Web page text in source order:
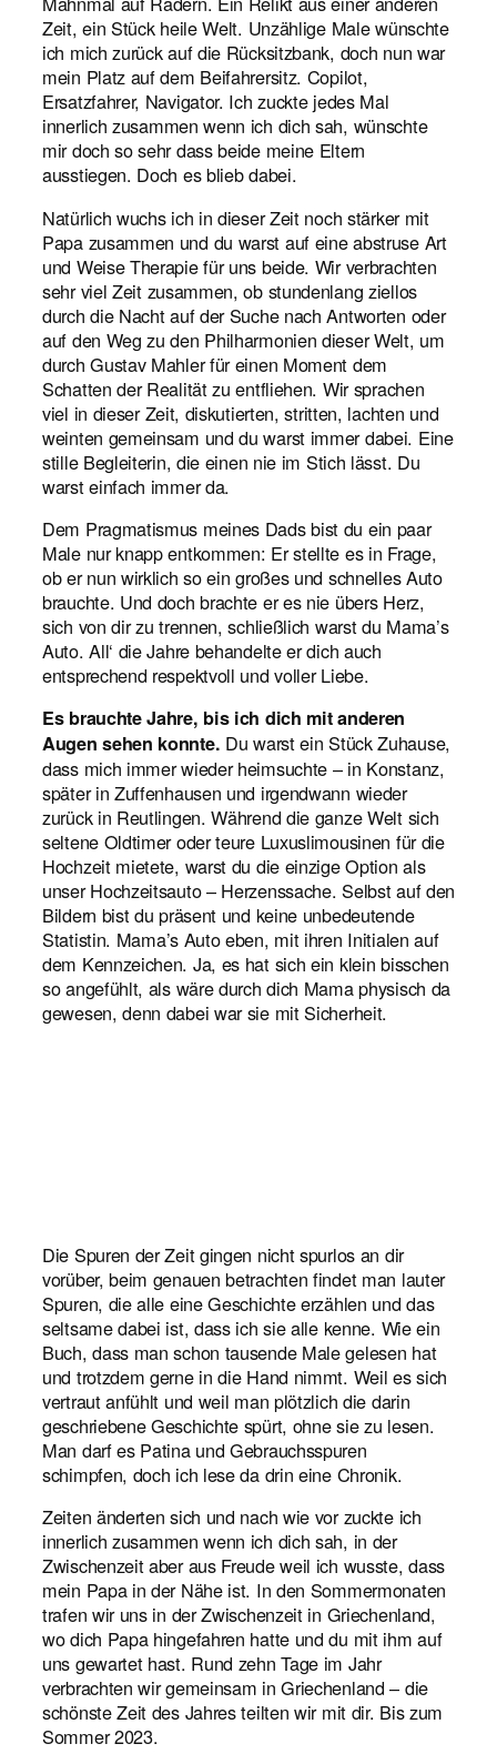
Zeit, ein Stück heile Welt. Unzählige Male wünschte
ich mich zurück auf die Rücksitzbank, doch nun war
mein Platz auf dem Beifahrersitz. Copilot,
Ersatzfahrer, Navigator. Ich zuckte jedes Mal
innerlich zusammen wenn ich dich sah, wünschte
mir doch so sehr dass beide meine Eltern
ausstiegen. Doch es blieb dabei.
Natürlich wuchs ich in dieser Zeit noch stärker mit
Papa zusammen und du warst auf eine abstruse Art
und Weise Therapie für uns beide. Wir verbrachten
sehr viel Zeit zusammen, ob stundenlang ziellos
durch die Nacht auf der Suche nach Antworten oder
auf den Weg zu den Philharmonien dieser Welt, um
durch Gustav Mahler für einen Moment dem
Schatten der Realität zu entfliehen. Wir sprachen
viel in dieser Zeit, diskutierten, stritten, lachten und
weinten gemeinsam und du warst immer dabei. Eine
stille Begleiterin, die einen nie im Stich lässt. Du
warst einfach immer da.
Dem Pragmatismus meines Dads bist du ein paar
Male nur knapp entkommen: Er stellte es in Frage,
ob er nun wirklich so ein großes und schnelles Auto
brauchte. Und doch brachte er es nie übers Herz,
sich von dir zu trennen, schließlich warst du Mama’s
Auto. All‘ die Jahre behandelte er dich auch
entsprechend respektvoll und voller Liebe.
Es brauchte Jahre, bis ich dich mit anderen
Augen sehen konnte. Du warst ein Stück Zuhause,
dass mich immer wieder heimsuchte – in Konstanz,
später in Zuffenhausen und irgendwann wieder
zurück in Reutlingen. Während die ganze Welt sich
seltene Oldtimer oder teure Luxuslimousinen für die
Hochzeit mietete, warst du die einzige Option als
unser Hochzeitsauto – Herzenssache. Selbst auf den
Bildern bist du präsent und keine unbedeutende
Statistin. Mama’s Auto eben, mit ihren Initialen auf
dem Kennzeichen. Ja, es hat sich ein klein bisschen
so angefühlt, als wäre durch dich Mama physisch da
gewesen, denn dabei war sie mit Sicherheit.
Die Spuren der Zeit gingen nicht spurlos an dir
vorüber, beim genauen betrachten findet man lauter
Spuren, die alle eine Geschichte erzählen und das
seltsame dabei ist, dass ich sie alle kenne. Wie ein
Buch, dass man schon tausende Male gelesen hat
und trotzdem gerne in die Hand nimmt. Weil es sich
vertraut anfühlt und weil man plötzlich die darin
geschriebene Geschichte spürt, ohne sie zu lesen.
Man darf es Patina und Gebrauchsspuren
schimpfen, doch ich lese da drin eine Chronik.
Zeiten änderten sich und nach wie vor zuckte ich
innerlich zusammen wenn ich dich sah, in der
Zwischenzeit aber aus Freude weil ich wusste, dass
mein Papa in der Nähe ist. In den Sommermonaten
trafen wir uns in der Zwischenzeit in Griechenland,
wo dich Papa hingefahren hatte und du mit ihm auf
uns gewartet hast. Rund zehn Tage im Jahr
verbrachten wir gemeinsam in Griechenland – die
schönste Zeit des Jahres teilten wir mit dir. Bis zum
Sommer 2023.